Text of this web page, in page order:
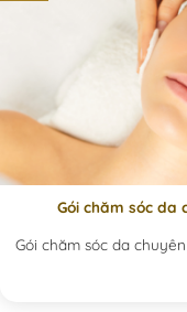
Gói chăm sóc da
Gói chăm sóc da